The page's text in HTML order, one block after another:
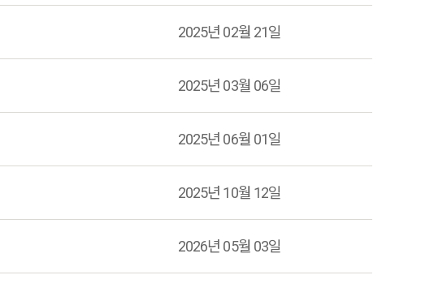
2025년 02월 21일
2025년 03월 06일
2025년 06월 01일
2025년 10월 12일
2026년 05월 03일